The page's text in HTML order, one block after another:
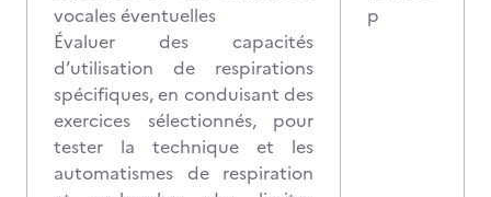
vocales éventuelles
Évaluer des capacités
d’utilisation de respirations
spécifiques, en conduisant des
exercices sélectionnés, pour
tester la technique et les
automatismes de respiration
p